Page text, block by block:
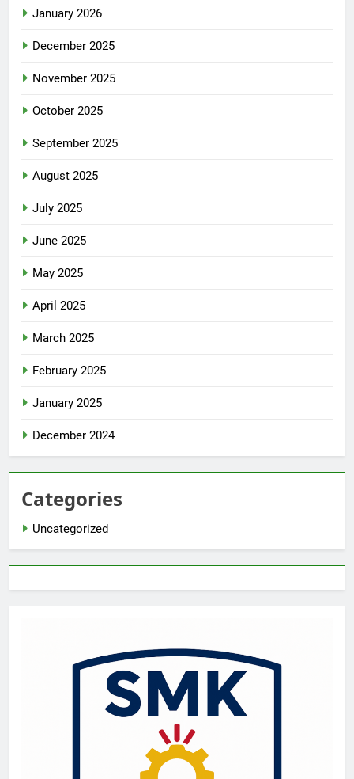
January 2026
December 2025
November 2025
October 2025
September 2025
August 2025
July 2025
June 2025
May 2025
April 2025
March 2025
February 2025
January 2025
December 2024
Categories
Uncategorized